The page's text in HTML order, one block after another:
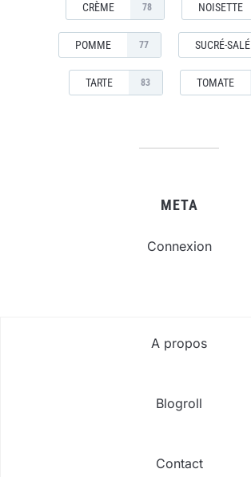
CRÈME 78 NOISETTE
POMME 77 SUCRÉ-SALÉ
TARTE 83 TOMATE
META
Connexion
A propos
Blogroll
Contact